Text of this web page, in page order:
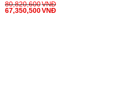
80,820,600VNĐ
67,350,500VNĐ